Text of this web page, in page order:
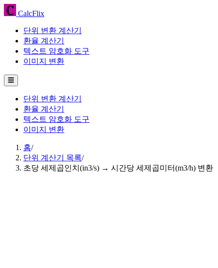
CalcFlix
단위 변환 계산기
환율 계산기
텍스트 암호화 도구
이미지 변환
☰
단위 변환 계산기
환율 계산기
텍스트 암호화 도구
이미지 변환
홈/
단위 계산기 목록/
초당 세제곱인치(in3/s) → 시간당 세제곱미터(m3/h) 변환